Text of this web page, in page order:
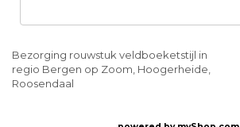
Bezorging rouwstuk veldboeketstijl in
regio Bergen op Zoom, Hoogerheide,
Roosendaal